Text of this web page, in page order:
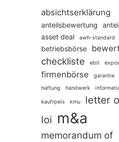
absichtserklärung
anteilsbewertung
asset deal awh-standard
betriebsbörse
checkliste ebit
firmenbörse garantie
haftung
handwerk
kaufrpeis kmu
letter
loi m&a
memorandum of